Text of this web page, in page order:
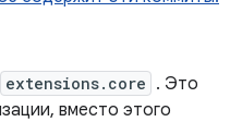
extensions.core . Это
вместо этого